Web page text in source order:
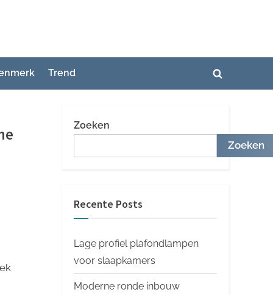
Trend
Toggle
Zoeken
Zoeken
Recente Posts
Lage profiel plafondlampen
voor slaapkamers
Moderne ronde inbouw